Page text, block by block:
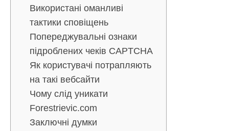
Використані оманливі
тактики сповіщень
Попереджувальні ознаки
підроблених чеків CAPTCHA
Як користувачі потрапляють
на такі вебсайти
Чому слід уникати
Forestrievic.com
Заключні думки